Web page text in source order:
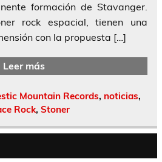
formación de Stavanger.
rock espacial, tienen una
con la propuesta […]
Leer más
Mountain Records, noticias,
Rock, Stoner